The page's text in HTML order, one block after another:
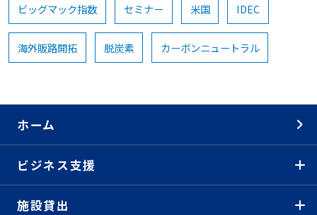
ビッグマック指数 セミナー 米国 IDEC
海外販路開拓 脱炭素 カーボンニュートラル
ホーム
ビジネス支援
施設貸出